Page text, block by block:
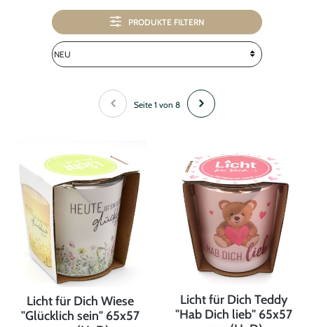
PRODUKTE FILTERN
Seite 1 von 8
Licht für Dich Wiese
"Glücklich sein" 65x57
Licht für Dich Teddy
"Hab Dich lieb" 65x57